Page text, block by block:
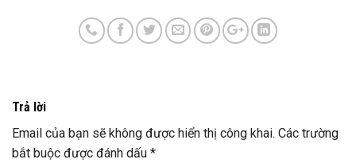
Trả lời
Email của bạn sẽ không được hiển thị công khai. Các trường
bắt buộc được đánh dấu *